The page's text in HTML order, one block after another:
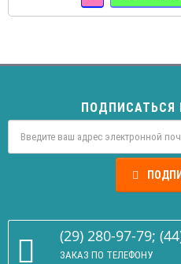
ПОДПИСАТЬСЯ
(29) 280-97-79;
ЗАКАЗ ПО ТЕЛЕФОНУ